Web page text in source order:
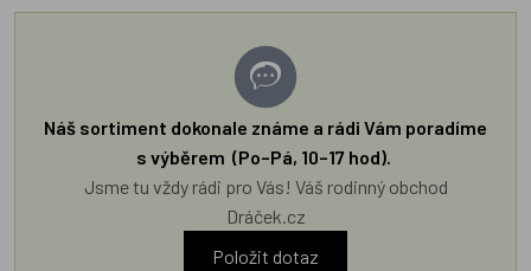
Náš sortiment dokonale známe a rádi Vám poradíme
s výběrem (Po–Pá, 10–17 hod).
Jsme tu vždy rádi pro Vás! Váš rodinný obchod
Dráček.cz
Položit dotaz